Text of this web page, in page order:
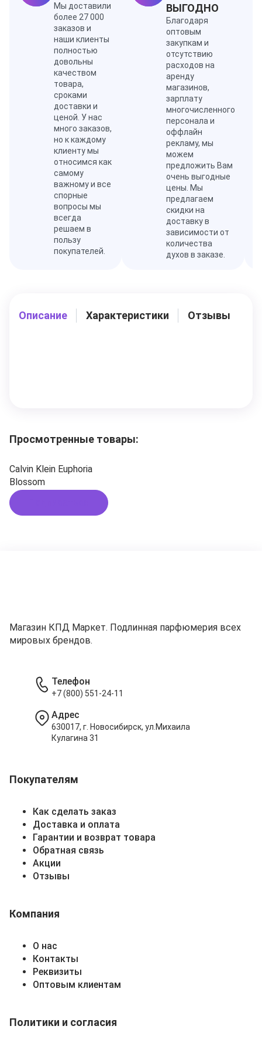
Мы доставили
более 27 000
заказов и
наши клиенты
полностью
довольны
качеством
товара,
сроками
доставки и
ценой. У нас
много заказов,
но к каждому
клиенту мы
относимся как
самому
важному и все
спорные
вопросы мы
всегда
решаем в
пользу
покупателей.
ВЫГОДНО
Благодаря
оптовым
закупкам и
отсутствию
расходов на
аренду
магазинов,
зарплату
многочисленного
персонала и
оффлайн
рекламу, мы
можем
предложить Вам
очень выгодные
цены. Мы
предлагаем
скидки на
доставку в
зависимости от
количества
духов в заказе.
Описание Характеристики Отзывы
Просмотренные товары:
Calvin Klein Euphoria
Blossom
Магазин КПД Маркет. Подлинная парфюмерия всех
мировых брендов.
Покупателям
Как сделать заказ
Доставка и оплата
Гарантии и возврат товара
Обратная связь
Акции
Отзывы
Компания
О нас
Контакты
Реквизиты
Оптовым клиентам
Политики и согласия
Телефон
+7 (800) 551-24-11
Адрес
630017, г. Новосибирск, ул.Михаила
Кулагина 31